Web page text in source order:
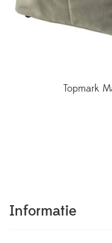
Topmark
Informatie